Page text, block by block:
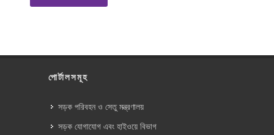
পোর্টালসমূহ
সড়ক পরিবহন ও সেতু মন্ত্রণালয়
সড়ক যোগাযোগ এবং হাইওয়ে বিভাগ